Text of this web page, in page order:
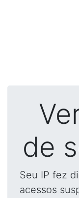
de
Seu IP fez
acessos